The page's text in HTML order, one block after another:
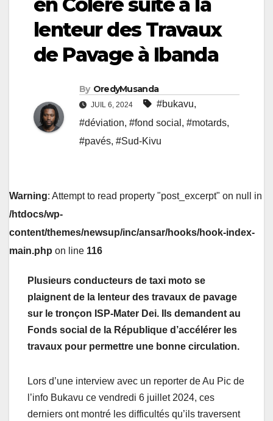
lenteur des Travaux
de Pavage à Ibanda
By OredyMusanda
JUIL 6, 2024 #bukavu,
#déviation, #fond social , #motards,
#pavés, #Sud-Kivu
Warning: Attempt to read property "post_excerpt" on null in
/htdocs/wp-
content/themes/newsup/inc/ansar/hooks/hook-index-
main.php on line 116
Plusieurs conducteurs de taxi moto se
plaignent de la lenteur des travaux de pavage
sur le tronçon ISP-Mater Dei. Ils demandent au
Fonds social de la République d’accélérer les
travaux pour permettre une bonne circulation.
Lors d’une interview avec un reporter de Au Pic de
l’info Bukavu ce vendredi 6 juillet 2024, ces
derniers ont montré les difficultés qu’ils traversent